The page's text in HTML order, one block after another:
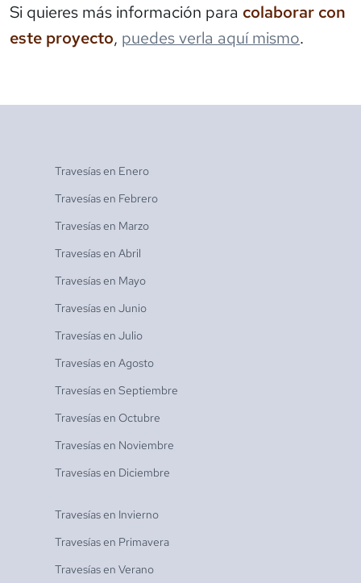
Si quieres más información para colaborar con
este proyecto, puedes verla aquí mismo.
Travesías en Enero
Travesías en Febrero
Travesías en Marzo
Travesías en Abril
Travesías en Mayo
Travesías en Junio
Travesías en Julio
Travesías en Agosto
Travesías en Septiembre
Travesías en Octubre
Travesías en Noviembre
Travesías en Diciembre
Travesías en Invierno
Travesías en Primavera
Travesías en Verano